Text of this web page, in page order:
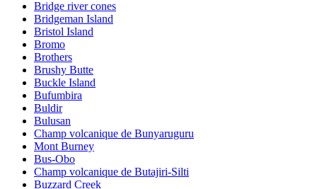
Bridge river cones
Bridgeman Island
Bristol Island
Bromo
Brothers
Brushy Butte
Buckle Island
Bufumbira
Buldir
Bulusan
Champ volcanique de Bunyaruguru
Mont Burney
Bus-Obo
Champ volcanique de Butajiri-Silti
Buzzard Creek